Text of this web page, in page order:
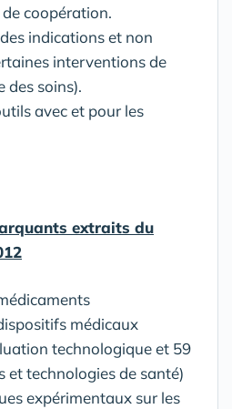
coopération.
indications et non
interventions de
des soins).
avec et pour les
extraits du
médicaux
technologique et 59
et technologies de santé)
expérimentaux sur les